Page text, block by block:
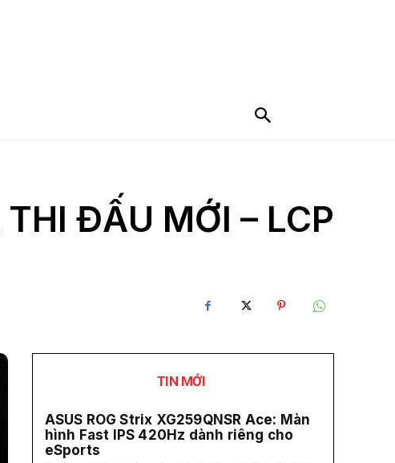
ĐẤU MỚI – LCP
TIN MỚI
ASUS ROG Strix XG259QNSR Ace: Màn
hình Fast IPS 420Hz dành riêng cho
eSports